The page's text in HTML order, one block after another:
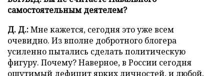
самостоятельным деятелем?
Д. Д.:Мне кажется, сегодня это уже всем
очевидно. Из вполне добротного блогера
усиленно пытались сделать политическую
фигуру. Почему? Наверное, в России сегодня
ощутимый дефицит ярких личностей, и любой,